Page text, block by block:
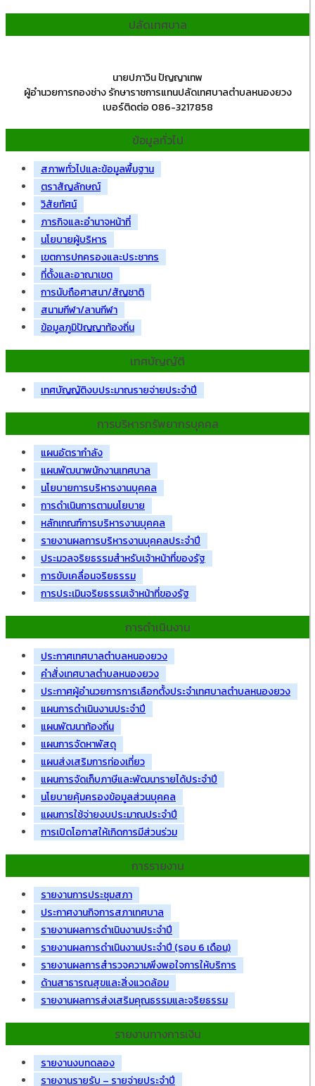
ปลัดเทศบาล
นายปภาวิน ปัญญาเทพ
ผู้อำนวยการกองช่าง รักษาราชการแทนปลัดเทศบาลตำบลหนองยวง
เบอร์ติดต่อ 086-3217858
ข้อมูลทั่วไป
สภาพทั่วไปและข้อมูลพื้นฐาน
ตราสัญลักษณ์
วิสัยทัศน์
ภารกิจและอำนาจหน้าที่
นโยบายผู้บริหาร
เขตการปกครองและประชากร
ที่ตั้งและอาณาเขต
การนับถือศาสนา/สัญชาติ
สนามกีฬา/ลานกีฬา
ข้อมูลภูมิปัญญาท้องถิ่น
เทศบัญญัติ
เทศบัญญัติงบประมาณรายจ่ายประจำปี
การบริหารทรัพยากรบุคคล
แผนอัตรากำลัง
แผนพัฒนาพนักงานเทศบาล
นโยบายการบริหารงานบุคคล
การดำเนินการตามนโยบาย
หลักเกณฑ์การบริหารงานบุคคล
รายงานผลการบริหารงานบุคคลประจำปี
ประมวลจริยธรรมสำหรับเจ้าหน้าที่ของรัฐ
การขับเคลื่อนจริยธรรม
การประเมินจริยธรรมเจ้าหน้าที่ของรัฐ
การดำเนินงาน
ประกาศเทศบาลตำบลหนองยวง
คำสั่งเทศบาลตำบลหนองยวง
ประกาศผู้อำนวยการการเลือกตั้งประจำเทศบาลตำบลหนองยวง
แผนการดำเนินงานประจำปี
แผนพัฒนาท้องถิ่น
แผนการจัดหาพัสดุ
แผนส่งเสริมการท่องเที่ยว
แผนการจัดเก็บภาษีและพัฒนารายได้ประจำปี
นโยบายคุ้มครองข้อมูลส่วนบุคคล
แผนการใช้จ่ายงบประมาณประจำปี
การเปิดโอกาสให้เกิดการมีส่วนร่วม
การรายงาน
รายงานการประชุมสภา
ประกาศงานกิจการสภาเทศบาล
รายงานผลการดำเนินงานประจำปี
รายงานผลการดำเนินงานประจำปี (รอบ 6 เดือน)
รายงานผลการสำรวจความพึงพอใจการให้บริการ
ด้านสาธารณสุขและสิ่งแวดล้อม
รายงานผลการส่งเสริมคุณธรรมและจริยธรรม
รายงานทางการเงิน
รายงานงบทดลอง
รายงานรายรับ – รายจ่ายประจำปี